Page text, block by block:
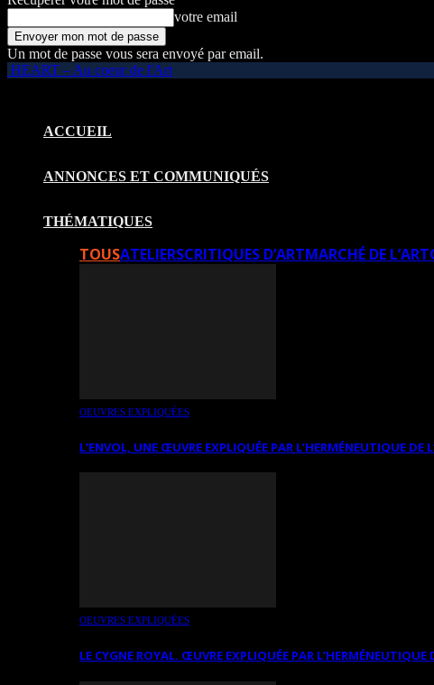
votre email
Un mot de passe vous sera envoyé par email.
HEART – Au coeur de l'Art
ACCUEIL
ANNONCES ET COMMUNIQUÉS
THÉMATIQUES
TOUSATELIERSCRITIQUES D’ARTMARCHÉ DE L’ART
OEUVRES EXPLIQUÉES
L’ENVOL, UNE ŒUVRE EXPLIQUÉE PAR L’HERMÉNEUTIQUE DE
OEUVRES EXPLIQUÉES
LE CYGNE ROYAL. ŒUVRE EXPLIQUÉE PAR L’HERMÉNEUTIQUE